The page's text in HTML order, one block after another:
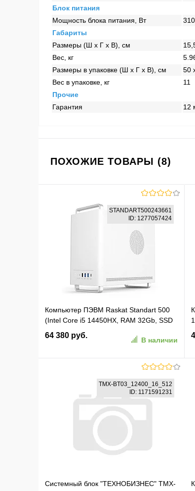
Блок питания
Мощность блока питания, Вт
310
Габариты
Размеры (Ш x Г x В), см
Вес, кг
Размеры в упаковке (Ш x Г x В), см
50
Вес в упаковке, кг
11
Прочие
Гарантия
12
ПОХОЖИЕ ТОВАРЫ (8)
STANDART500243661
ID: 1277057424
Компьютер ПЭВМ Raskat Standart 500
(Intel Core i5 14450HX, RAM 32Gb, SSD
1Tb, No OS, White)
(STANDART500243661)
64 380 руб.
В наличии
В корзину
В избранное К сравнению
TMX-BT03_12400_16_512
ID: 1171591231
Системный блок "ТЕХНОБИЗНЕС" TMX-